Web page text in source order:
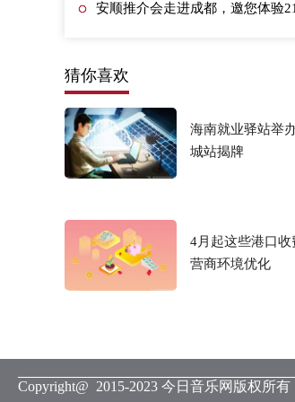
安顺推介会走进成都，邀您体验
猜你喜欢
海南就业驿站举办
城站揭牌
4月起这些港口
营商环境优化
Copyright@ 2015-2023 今日音乐网版权所